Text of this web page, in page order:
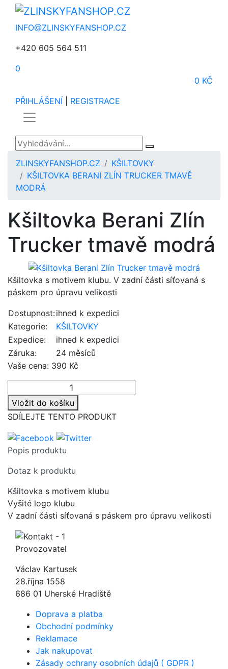
INFO@ZLINSKYFANSHOP.CZ
+420 605 564 511
0
0 KČ
PŘIHLÁŠENÍ
REGISTRACE
ZLINSKYFANSHOP.CZ
KŠILTOVKY
KŠILTOVKA BERANI ZLÍN TRUCKER TMAVĚ
MODRÁ
Kšiltovka Berani Zlín
Trucker tmavě modrá
Kšiltovka s motivem klubu. V zadní části síťovaná s
páskem pro úpravu velikosti
Dostupnost:ihned k expedici
Kategorie:
KŠILTOVKY
Expedice:
ihned k expedici
Záruka:
24 měsíců
Vaše cena: 390 Kč
Vložit do košíku
SDÍLEJTE TENTO PRODUKT
Popis produktu
Dotaz k produktu
Kšiltovka s motivem klubu
Vyšité logo klubu
V zadní části síťovaná s páskem pro úpravu velikosti
Provozovatel
Václav Kartusek
28.října 1558
686 01 Uherské Hradiště
Doprava a platba
Obchodní podmínky
Reklamace
Jak nakupovat
Zásady ochrany osobních údajů ( GDPR )